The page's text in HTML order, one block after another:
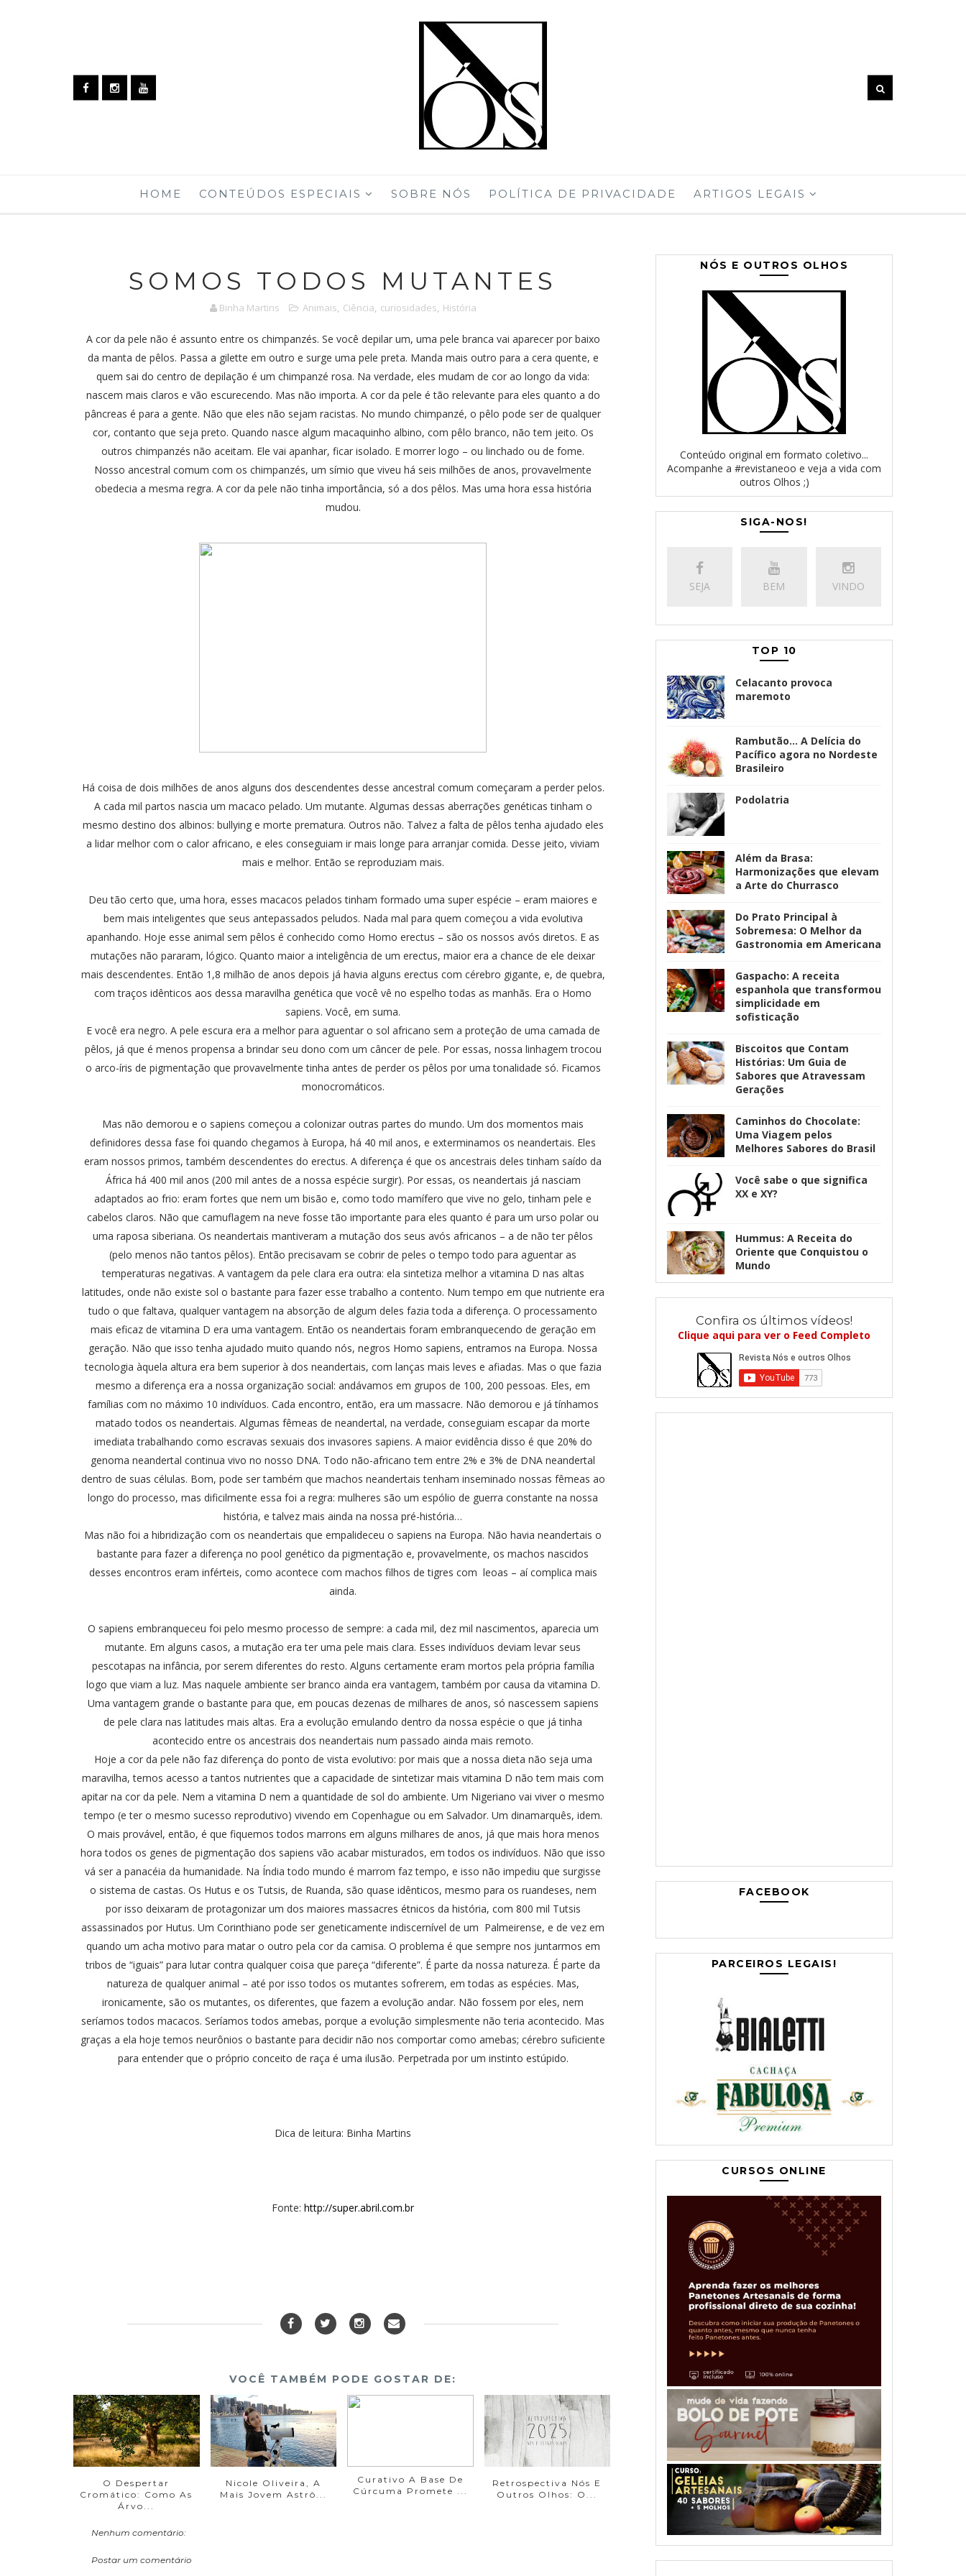
HOME CONTEÚDOS ESPECIAIS SOBRE NÓS POLÍTICA DE PRIVACIDADE ARTIGOS LEGAIS
SOMOS TODOS MUTANTES
Binha Martins Animais, Ciência, curiosidades, História
A cor da pele não é assunto entre os chimpanzés. Se você depilar um, uma pele branca vai aparecer por baixo
da manta de pêlos. Passa a gilette em outro e surge uma pele preta. Manda mais outro para a cera quente, e
quem sai do centro de depilação é um chimpanzé rosa. Na verdade, eles mudam de cor ao longo da vida:
nascem mais claros e vão escurecendo. Mas não importa. A cor da pele é tão relevante para eles quanto a do
pâncreas é para a gente. Não que eles não sejam racistas. No mundo chimpanzé, o pêlo pode ser de qualquer
cor, contanto que seja preto. Quando nasce algum macaquinho albino, com pêlo branco, não tem jeito. Os
outros chimpanzés não aceitam. Ele vai apanhar, ficar isolado. E morrer logo – ou linchado ou de fome.
Nosso ancestral comum com os chimpanzés, um símio que viveu há seis milhões de anos, provavelmente
obedecia a mesma regra. A cor da pele não tinha importância, só a dos pêlos. Mas uma hora essa história
mudou.
Há coisa de dois milhões de anos alguns dos descendentes desse ancestral comum começaram a perder pelos.
A cada mil partos nascia um macaco pelado. Um mutante. Algumas dessas aberrações genéticas tinham o
mesmo destino dos albinos: bullying e morte prematura. Outros não. Talvez a falta de pêlos tenha ajudado eles
a lidar melhor com o calor africano, e eles conseguiam ir mais longe para arranjar comida. Desse jeito, viviam
mais e melhor. Então se reproduziam mais.
Deu tão certo que, uma hora, esses macacos pelados tinham formado uma super espécie – eram maiores e
bem mais inteligentes que seus antepassados peludos. Nada mal para quem começou a vida evolutiva
apanhando. Hoje esse animal sem pêlos é conhecido como Homo erectus – são os nossos avós diretos. E as
mutações não pararam, lógico. Quanto maior a inteligência de um erectus, maior era a chance de ele deixar
mais descendentes. Então 1,8 milhão de anos depois já havia alguns erectus com cérebro gigante, e, de quebra,
com traços idênticos aos dessa maravilha genética que você vê no espelho todas as manhãs. Era o Homo
sapiens. Você, em suma.
E você era negro. A pele escura era a melhor para aguentar o sol africano sem a proteção de uma camada de
pêlos, já que é menos propensa a brindar seu dono com um câncer de pele. Por essas, nossa linhagem trocou
o arco-íris de pigmentação que provavelmente tinha antes de perder os pêlos por uma tonalidade só. Ficamos
monocromáticos.
Mas não demorou e o sapiens começou a colonizar outras partes do mundo. Um dos momentos mais
definidores dessa fase foi quando chegamos à Europa, há 40 mil anos, e exterminamos os neandertais. Eles
eram nossos primos, também descendentes do erectus. A diferença é que os ancestrais deles tinham saído da
África há 400 mil anos (200 mil antes de a nossa espécie surgir). Por essas, os neandertais já nasciam
adaptados ao frio: eram fortes que nem um bisão e, como todo mamífero que vive no gelo, tinham pele e
cabelos claros. Não que camuflagem na neve fosse tão importante para eles quanto é para um urso polar ou
uma raposa siberiana. Os neandertais mantiveram a mutação dos seus avós africanos – a de não ter pêlos
(pelo menos não tantos pêlos). Então precisavam se cobrir de peles o tempo todo para aguentar as
temperaturas negativas. A vantagem da pele clara era outra: ela sintetiza melhor a vitamina D nas altas
latitudes, onde não existe sol o bastante para fazer esse trabalho a contento. Num tempo em que nutriente era
tudo o que faltava, qualquer vantagem na absorção de algum deles fazia toda a diferença. O processamento
mais eficaz de vitamina D era uma vantagem. Então os neandertais foram embranquecendo de geração em
geração. Não que isso tenha ajudado muito quando nós, negros Homo sapiens, entramos na Europa. Nossa
tecnologia àquela altura era bem superior à dos neandertais, com lanças mais leves e afiadas. Mas o que fazia
mesmo a diferença era a nossa organização social: andávamos em grupos de 100, 200 pessoas. Eles, em
famílias com no máximo 10 indivíduos. Cada encontro, então, era um massacre. Não demorou e já tínhamos
matado todos os neandertais. Algumas fêmeas de neandertal, na verdade, conseguiam escapar da morte
imediata trabalhando como escravas sexuais dos invasores sapiens. A maior evidência disso é que 20% do
genoma neandertal continua vivo no nosso DNA. Todo não-africano tem entre 2% e 3% de DNA neandertal
dentro de suas células. Bom, pode ser também que machos neandertais tenham inseminado nossas fêmeas ao
longo do processo, mas dificilmente essa foi a regra: mulheres são um espólio de guerra constante na nossa
história, e talvez mais ainda na nossa pré-história…
Mas não foi a hibridização com os neandertais que empalideceu o sapiens na Europa. Não havia neandertais o
bastante para fazer a diferença no pool genético da pigmentação e, provavelmente, os machos nascidos
desses encontros eram inférteis, como acontece com machos filhos de tigres com leoas – aí complica mais
ainda.
O sapiens embranqueceu foi pelo mesmo processo de sempre: a cada mil, dez mil nascimentos, aparecia um
mutante. Em alguns casos, a mutação era ter uma pele mais clara. Esses indivíduos deviam levar seus
pescotapas na infância, por serem diferentes do resto. Alguns certamente eram mortos pela própria família
logo que viam a luz. Mas naquele ambiente ser branco ainda era vantagem, também por causa da vitamina D.
Uma vantagem grande o bastante para que, em poucas dezenas de milhares de anos, só nascessem sapiens
de pele clara nas latitudes mais altas. Era a evolução emulando dentro da nossa espécie o que já tinha
acontecido entre os ancestrais dos neandertais num passado ainda mais remoto.
Hoje a cor da pele não faz diferença do ponto de vista evolutivo: por mais que a nossa dieta não seja uma
maravilha, temos acesso a tantos nutrientes que a capacidade de sintetizar mais vitamina D não tem mais com
apitar na cor da pele. Nem a vitamina D nem a quantidade de sol do ambiente. Um Nigeriano vai viver o mesmo
tempo (e ter o mesmo sucesso reprodutivo) vivendo em Copenhague ou em Salvador. Um dinamarquês, idem.
O mais provável, então, é que fiquemos todos marrons em alguns milhares de anos, já que mais hora menos
hora todos os genes de pigmentação dos sapiens vão acabar misturados, em todos os indivíduos. Não que isso
vá ser a panacéia da humanidade. Na Índia todo mundo é marrom faz tempo, e isso não impediu que surgisse
o sistema de castas. Os Hutus e os Tutsis, de Ruanda, são quase idênticos, mesmo para os ruandeses, nem
por isso deixaram de protagonizar um dos maiores massacres étnicos da história, com 800 mil Tutsis
assassinados por Hutus. Um Corinthiano pode ser geneticamente indiscernível de um Palmeirense, e de vez em
quando um acha motivo para matar o outro pela cor da camisa. O problema é que sempre nos juntarmos em
tribos de “iguais” para lutar contra qualquer coisa que pareça “diferente”. É parte da nossa natureza. É parte da
natureza de qualquer animal – até por isso todos os mutantes sofrerem, em todas as espécies. Mas,
ironicamente, são os mutantes, os diferentes, que fazem a evolução andar. Não fossem por eles, nem
seríamos todos macacos. Seríamos todos amebas, porque a evolução simplesmente não teria acontecido. Mas
graças a ela hoje temos neurônios o bastante para decidir não nos comportar como amebas; cérebro suficiente
para entender que o próprio conceito de raça é uma ilusão. Perpetrada por um instinto estúpido.
Dica de leitura: Binha Martins
Fonte: http://super.abril.com.br
VOCÊ TAMBÉM PODE GOSTAR DE:
O Despertar
Cromático: Como As
Árvo...
Nicole Oliveira, A
Mais Jovem Astrô...
Curativo A Base De
Cúrcuma Promete ...
Retrospectiva Nós E
Outros Olhos: O...
Nenhum comentário:
Postar um comentário
NÓS E OUTROS OLHOS
Conteúdo original em formato coletivo...
Acompanhe a #revistaneoo e veja a vida com
outros Olhos ;)
SIGA-NOS!
SEJA BEM VINDO
TOP 10
Celacanto provoca
maremoto
Rambutão... A Delícia do
Pacífico agora no Nordeste
Brasileiro
Podolatria
Além da Brasa:
Harmonizações que elevam
a Arte do Churrasco
Do Prato Principal à
Sobremesa: O Melhor da
Gastronomia em Americana
Gaspacho: A receita
espanhola que transformou
simplicidade em
sofisticação
Biscoitos que Contam
Histórias: Um Guia de
Sabores que Atravessam
Gerações
Caminhos do Chocolate:
Uma Viagem pelos
Melhores Sabores do Brasil
Você sabe o que significa
XX e XY?
Hummus: A Receita do
Oriente que Conquistou o
Mundo
Confira os últimos vídeos!
Clique aqui para ver o Feed Completo
FACEBOOK
PARCEIROS LEGAIS!
CURSOS ONLINE